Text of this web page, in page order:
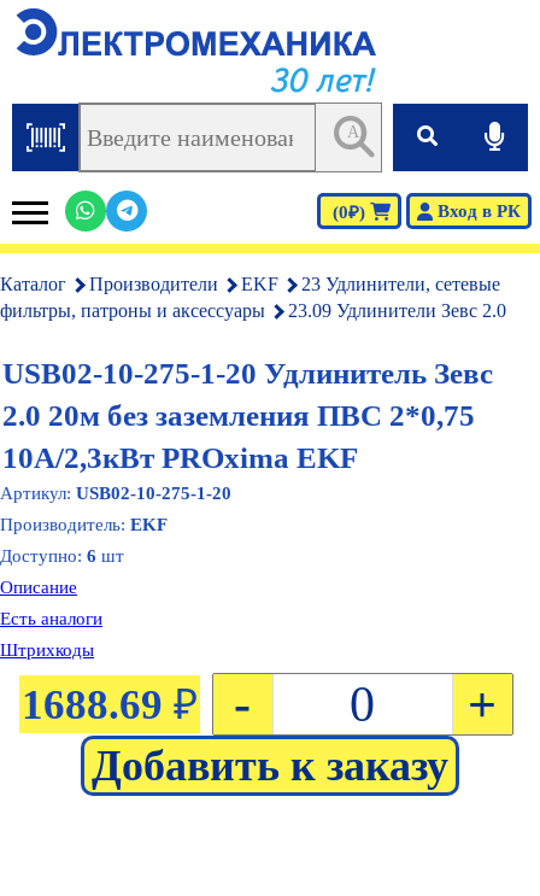
30 лет!
AI
(0₽) Вход в РК
Каталог Производители EKF
23 Удлинители, сетевые
фильтры, патроны и аксессуары
23.09 Удлинители Зевс 2.0
USB02-10-275-1-20 Удлинитель Зевс
2.0 20м без заземления ПВС 2*0,75
10А/2,3кВт PROxima EKF
Артикул: USB02-10-275-1-20
Производитель: EKF
Доступно: 6 шт
Описание
Есть аналоги
Штрихкоды
1688.69 ₽ - +